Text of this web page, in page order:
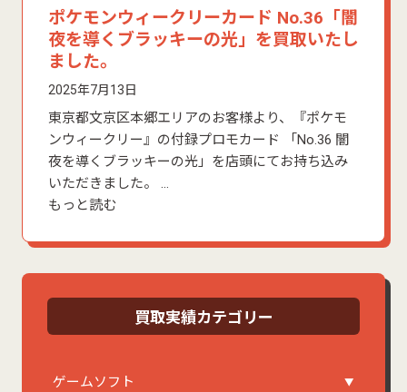
ポケモンウィークリーカード No.36「闇
夜を導くブラッキーの光」を買取いたし
ました。
2025年7月13日
東京都文京区本郷エリアのお客様より、『ポケモ
ンウィークリー』の付録プロモカード 「No.36 闇
夜を導くブラッキーの光」を店頭にてお持ち込み
いただきました。 …
もっと読む
買取実績カテゴリー
ゲームソフト